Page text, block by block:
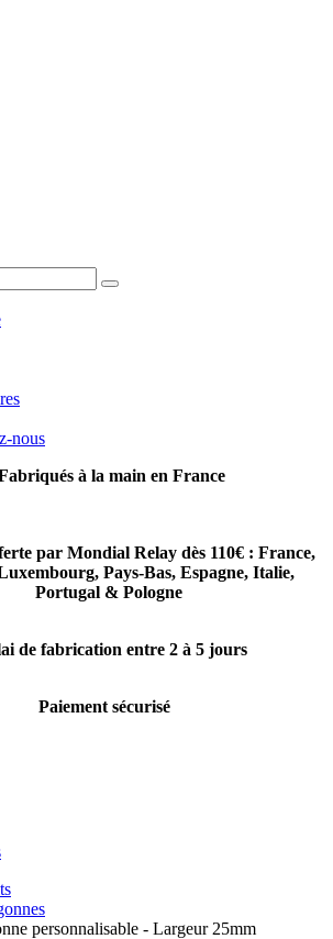
nous
à la main en France
par Mondial Relay dès 110€ : France,
Pays-Bas, Espagne, Italie,
Portugal & Pologne
de fabrication entre 2 à 5 jours
Paiement sécurisé
personnalisable - Largeur 25mm